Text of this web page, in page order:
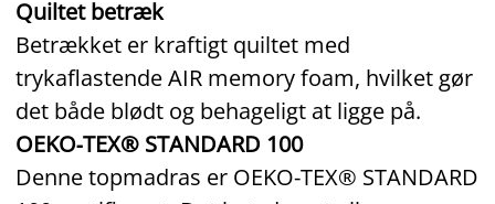
Quiltet betræk
Betrækket er kraftigt quiltet med
trykaflastende AIR memory foam, hvilket gør
det både blødt og behageligt at ligge på.
OEKO‑TEX® STANDARD 100
Denne topmadras er OEKO‑TEX® STANDARD